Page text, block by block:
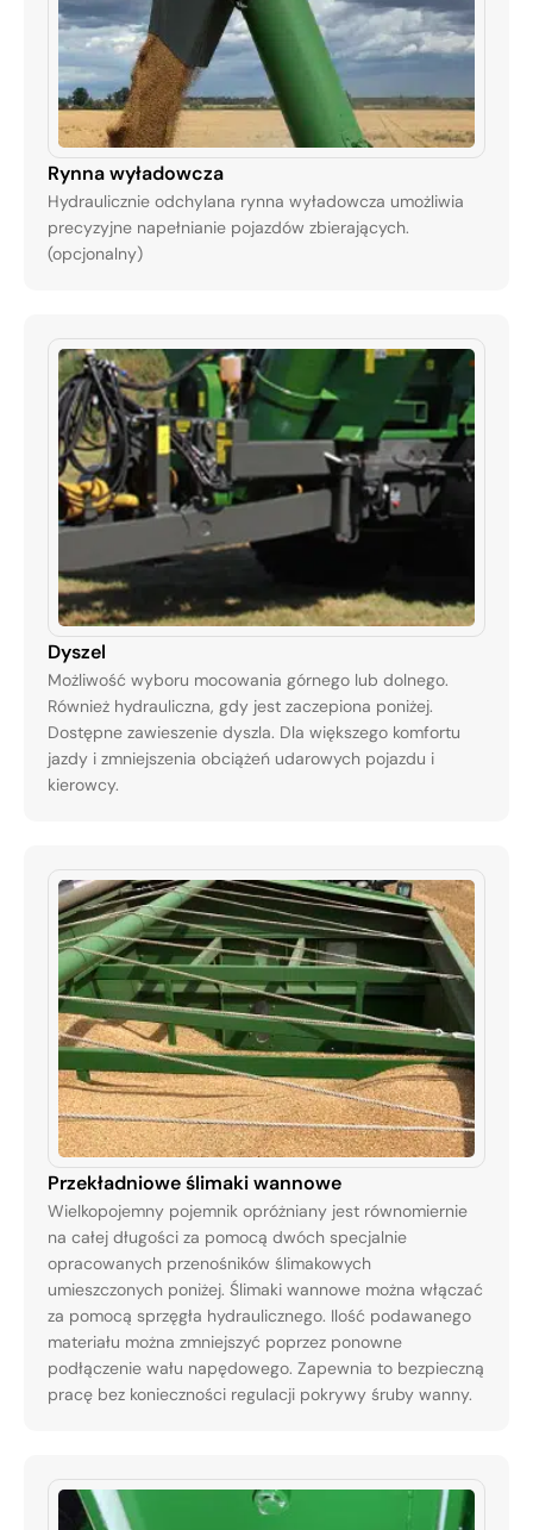
Rynna wyładowcza
Hydraulicznie odchylana rynna wyładowcza umożliwia
precyzyjne napełnianie pojazdów zbierających.
(opcjonalny)
Dyszel
Możliwość wyboru mocowania górnego lub dolnego.
Również hydrauliczna, gdy jest zaczepiona poniżej.
Dostępne zawieszenie dyszla. Dla większego komfortu
jazdy i zmniejszenia obciążeń udarowych pojazdu i
kierowcy.
Przekładniowe ślimaki wannowe
Wielkopojemny pojemnik opróżniany jest równomiernie
na całej długości za pomocą dwóch specjalnie
opracowanych przenośników ślimakowych
umieszczonych poniżej. Ślimaki wannowe można włączać
za pomocą sprzęgła hydraulicznego. Ilość podawanego
materiału można zmniejszyć poprzez ponowne
podłączenie wału napędowego. Zapewnia to bezpieczną
pracę bez konieczności regulacji pokrywy śruby wanny.